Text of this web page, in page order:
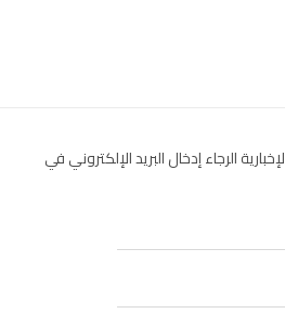
الرجاء إدخال البريد الإلكتروني في